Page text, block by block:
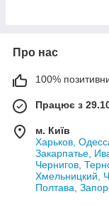
Про нас
100%
Працює з
м. Київ
Харьков,
Закарпатье,
Чернигов,
Хмельницкий,
Полтава,